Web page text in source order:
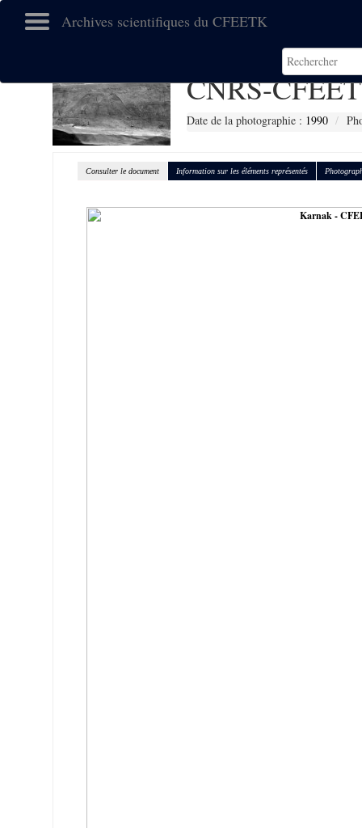
Archives scientifiques du CFEETK
CNRS-
Date de la photographie : 1990
Consulter le document Information sur les éléments représentés